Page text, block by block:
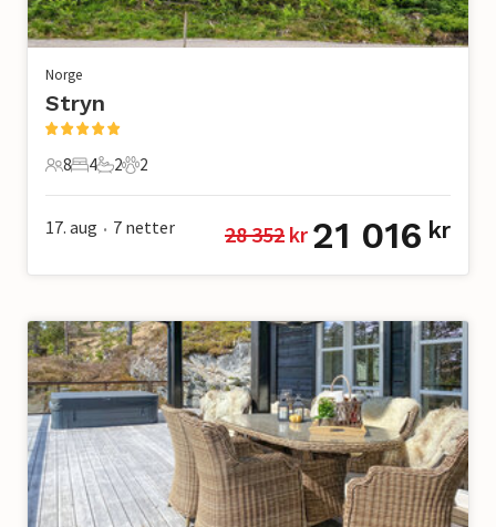
Norge
Stryn
8 Gjester
8
4 Soverom
4
2 Bad
2
2 Kjæledyr
2
17. aug • 7 netter 28 352 kr 21 016 kr